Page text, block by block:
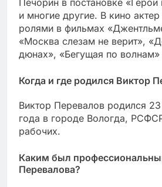
и многие другие. В кино
ролями в фильмах
«Москва слезам не верит»,
дюнах», «Бегущая по волнам»
Когда и где родился Виктор
Виктор Перевалов родился
года в городе Вологда,
рабочих.
Каким был
Перевалова?